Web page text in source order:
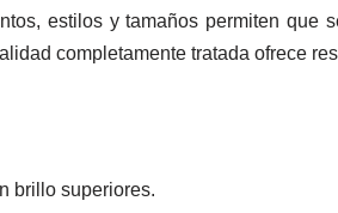
estilos y tamaños permiten que
completamente tratada ofrece
brillo superiores.